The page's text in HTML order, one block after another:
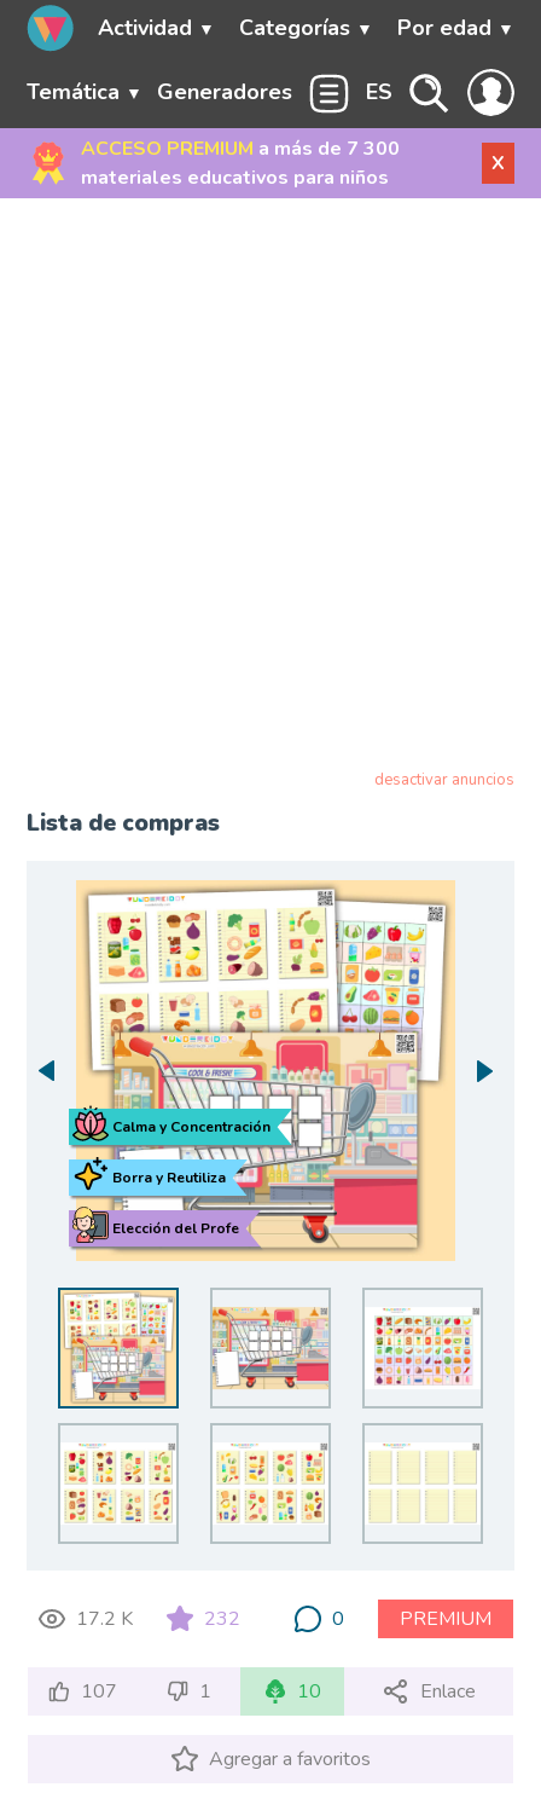
Actividad Categorías Por edad
Temática Generadores ES
ACCESO PREMIUM a más de 7 300
materiales educativos para niños
X
desactivar anuncios
Lista de compras
Elección del Profe
Borra y Reutiliza
Calma y Concentración
17.2 K 232 0 PREMIUM
107 1 10 Enlace
Agregar a favoritos